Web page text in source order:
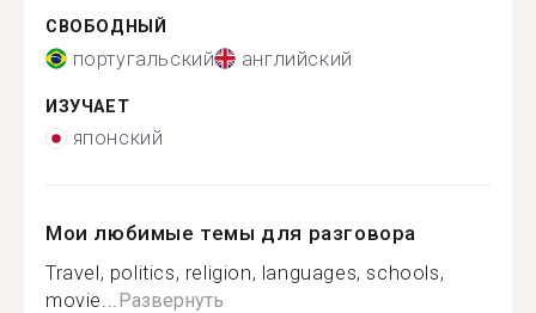
СВОБОДНЫЙ
португальский английский
ИЗУЧАЕТ
японский
Мои любимые темы для разговора
Travel, politics, religion, languages, schools,
movie...Развернуть